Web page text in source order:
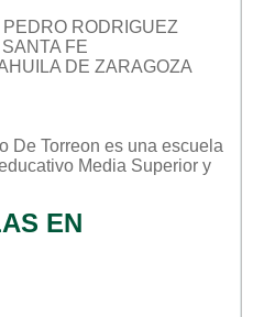
RODRIGUEZ
FE
DE ZARAGOZA
De Torreon es una escuela
Media Superior y
EN